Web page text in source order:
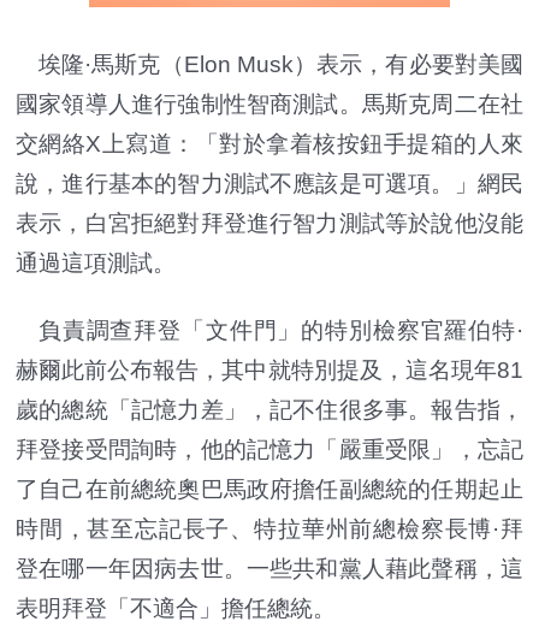
埃隆·馬斯克 （Elon Musk）表示，有必要對美國
國家領導人進行強制性智商測試。馬斯克周二在社
交網絡X上寫道：「對於拿着核按鈕手提箱的人來
說，進行基本的智力測試不應該是可選項。」網民
表示，白宮拒絕對拜登進行智力測試等於說他沒能
通過這項測試。
負責調查拜登「文件門」的特別檢察官羅伯特·
赫爾此前公布報告，其中就特別提及，這名現年81
歲的總統「記憶力差」，記不住很多事。報告指，
拜登接受問詢時，他的記憶力「嚴重受限」，忘記
了自己在前總統奧巴馬政府擔任副總統的任期起止
時間，甚至忘記長子、特拉華州前總檢察長博·拜
登在哪一年因病去世。一些共和黨人藉此聲稱，這
表明拜登「不適合」擔任總統。